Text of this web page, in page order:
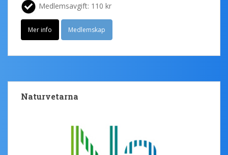
Medlemsavgift: 110 kr
Mer info Medlemskap
Naturvetarna